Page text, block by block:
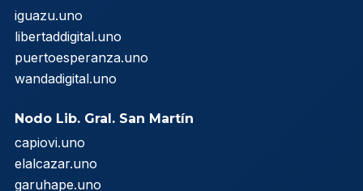
iguazu.uno
libertaddigital.uno
puertoesperanza.uno
wandadigital.uno
Nodo Lib. Gral. San Martín
capiovi.uno
elalcazar.uno
garuhape.uno